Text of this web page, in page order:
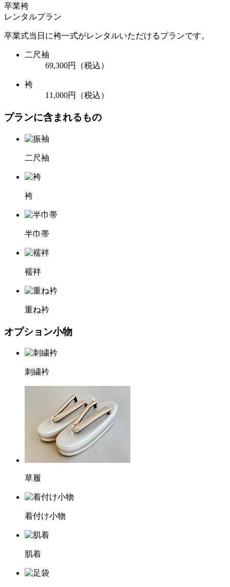
卒業袴
レンタルプラン
卒業式当日に袴一式がレンタルいただけるプランです。
二尺袖
69,300円
（税込）
袴
11,000円
（税込）
プランに含まれるもの
二尺袖
袴
半巾帯
襦袢
重ね衿
オプション小物
刺繍衿
草履
着付け小物
肌着